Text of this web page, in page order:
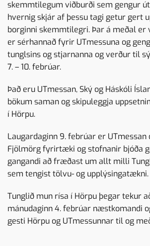
skemmtilegum viðburði sem gengur
hvernig skjár af þessu tagi getur gert
borginni skemmtilegri. Þar á meðal er
er sérhannað fyrir UTmessuna og
tunglsins og stjarnanna og verður til
7. – 10. febrúar.
Það eru UTmessan, Ský og Háskóli
bökum saman og skipuleggja
í Hörpu.
Laugardaginn 9. febrúar er UTmessan
Fjölmörg fyrirtæki og stofnanir bjóða
gangandi að fræðast um allt milli
sem tengist tölvu- og upplýsingatækni.
Tunglið mun rísa í Hörpu þegar tekur
mánudaginn 4. febrúar næstkomandi
gesti Hörpu og UTmessunnar til og